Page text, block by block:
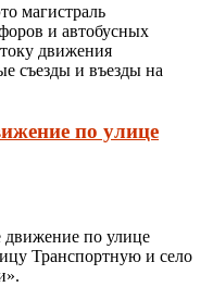
магистраль
и автобусных
движения
съезды и въезды на
по улице
движение по улице
Транспортную и село